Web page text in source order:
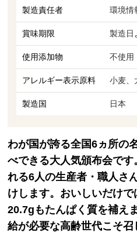
製造責任者 環境情
賞味期限 製造日
使用添加物 不使用
アレルギー表示原料 小麦、
製造国 日本
わが国が誇る全国6ヵ所の
べできる大人気頒布会で
れる6人の生産者・職人さ
けします。おいしいだけ
20.7gもたんぱく質を補え
給が必要な高齢世代こそ召